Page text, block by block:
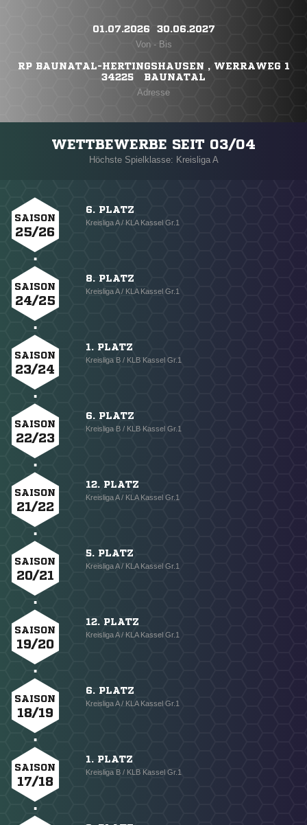
01.07.2026 ​ 30.06.2027
Von - Bis
RP BAUNATAL-HERTINGSHAUSEN , WERRAWEG 1
34225 BAUNATAL
Adresse
WETTBEWERBE SEIT 03/04
Höchste Spielklasse: Kreisliga A
SAISON
25/26
6. PLATZ
Kreisliga A / KLA Kassel Gr.1
SAISON
24/25
8. PLATZ
Kreisliga A / KLA Kassel Gr.1
SAISON
23/24
1. PLATZ
Kreisliga B / KLB Kassel Gr.1
SAISON
22/23
6. PLATZ
Kreisliga B / KLB Kassel Gr.1
SAISON
21/22
12. PLATZ
Kreisliga A / KLA Kassel Gr.1
SAISON
20/21
5. PLATZ
Kreisliga A / KLA Kassel Gr.1
SAISON
19/20
12. PLATZ
Kreisliga A / KLA Kassel Gr.1
SAISON
18/19
6. PLATZ
Kreisliga A / KLA Kassel Gr.1
SAISON
17/18
1. PLATZ
Kreisliga B / KLB Kassel Gr.1